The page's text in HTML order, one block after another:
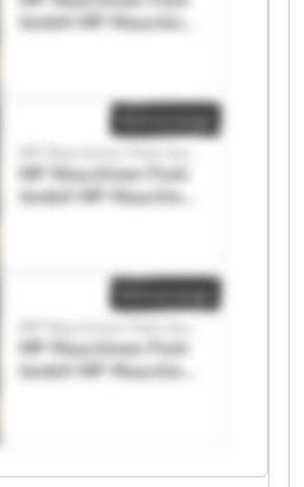
GmbH MP Maschinen
MP Maschinen Park
GmbH MP Maschinen
MP Maschinen Park
GmbH MP Maschinen